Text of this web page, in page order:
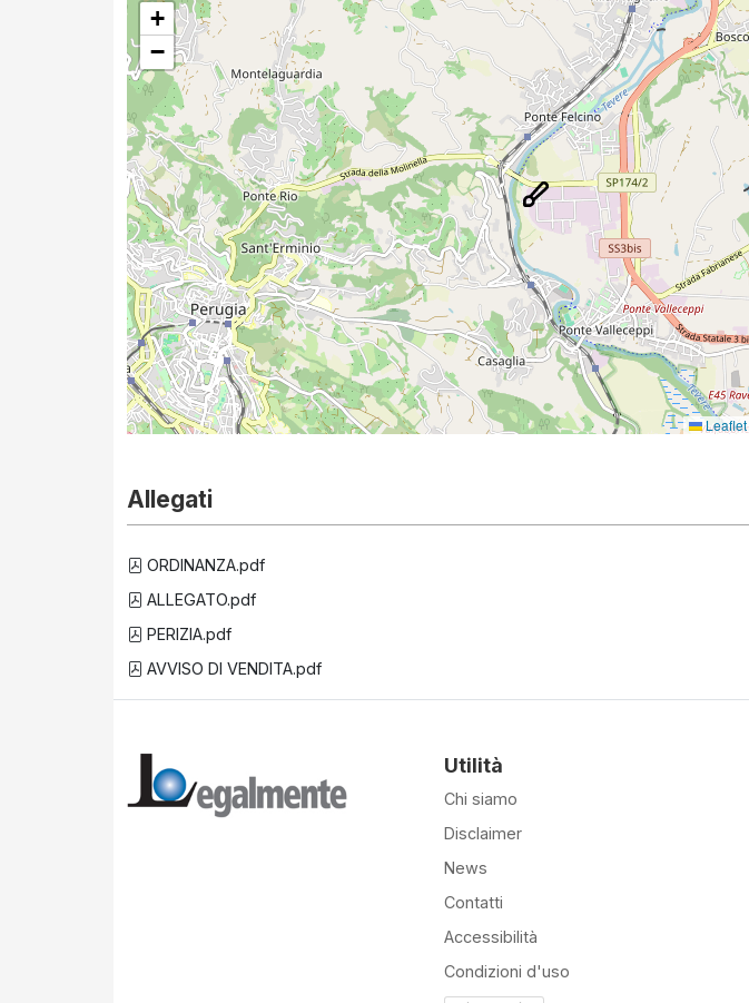
+
−
Leaflet
Allegati
ORDINANZA.pdf
ALLEGATO.pdf
PERIZIA.pdf
AVVISO DI VENDITA.pdf
Utilità
Chi siamo
Disclaimer
News
Contatti
Accessibilità
Condizioni d'uso